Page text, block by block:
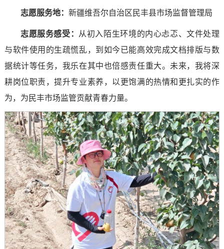
志愿服务地： 新疆维吾尔自治区民丰县市场监督管理局
志愿服务感受 ：
从初入陌生环境的内心忐忑、文件处理
与软件使用的生疏慌乱，到如今已能高效完成文档排版与数
据统计等任务，我乐在其中也倍感责任重大。未来，我将深
耕岗位职责，提升专业素养，以更饱满的热情和更扎实的作
为，为民丰市场监管贡献青春力量。